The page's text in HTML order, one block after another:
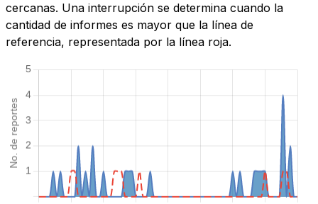
cercanas. Una interrupción se determina cuando la
cantidad de informes es mayor que la línea de
referencia, representada por la línea roja.